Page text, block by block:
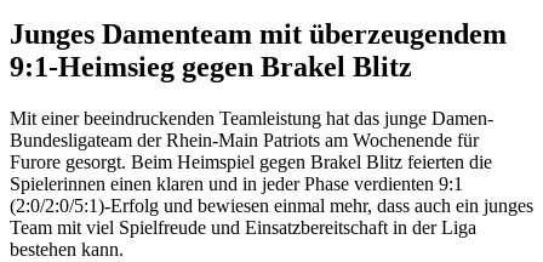
Junges Damenteam mit überzeugendem
9:1-Heimsieg gegen Brakel Blitz
Mit einer beeindruckenden Teamleistung hat das junge Damen-
Bundesligateam der Rhein-Main Patriots am Wochenende für
Furore gesorgt. Beim Heimspiel gegen Brakel Blitz feierten die
Spielerinnen einen klaren und in jeder Phase verdienten 9:1
(2:0/2:0/5:1)-Erfolg und bewiesen einmal mehr, dass auch ein junges
Team mit viel Spielfreude und Einsatzbereitschaft in der Liga
bestehen kann.